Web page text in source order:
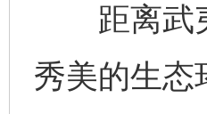
距离武夷
秀美的生态